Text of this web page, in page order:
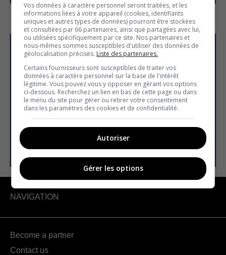
Subscribe to our
newsletter
Email address
SUBSCRIBE
NAVIGATION
Become a partner
Contact us
Vos données à caractère personnel seront traitées, et les
informations liées à votre appareil (cookies, identifiants
uniques et autres types de données) pourront être stockées
et consultées par 66 partenaires, ainsi que partagées avec lui,
ou utilisées spécifiquement par ce site. Nos partenaires et
nous-mêmes sommes susceptibles d'utiliser des données de
géolocalisation précises. Liste des partenaires.
Certains fournisseurs sont susceptibles de traiter vos
données à caractère personnel sur la base de l'intérêt
légitime. Vous pouvez vous y opposer en gérant vos options
ci-dessous. Recherchez un lien en bas de cette page ou dans
le menu du site pour gérer ou retirer votre consentement
dans les paramètres des cookies et de confidentialité.
Autoriser
Gérer les options